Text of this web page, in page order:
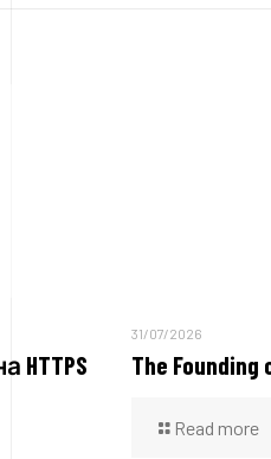
31/07/2026
The Founding
Read more